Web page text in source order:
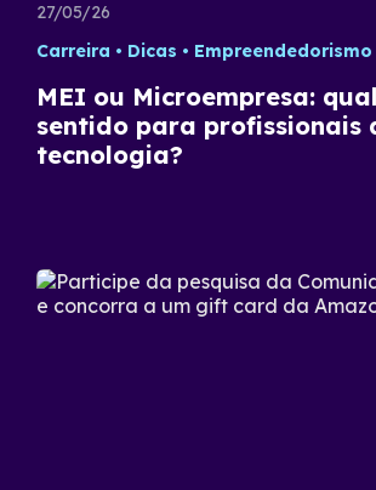
27/05/26
Carreira
Dicas Empreendedorismo
MEI ou Microempresa:
sentido para profissionais
tecnologia?